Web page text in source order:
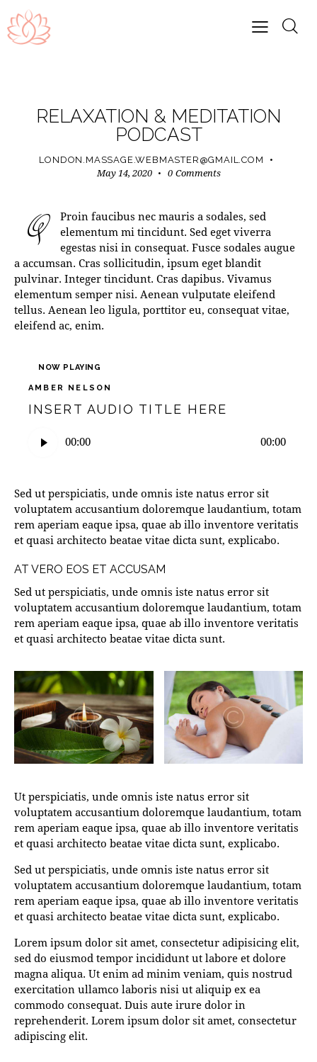
RELAXATION & MEDITATION
PODCAST
LONDON.MASSAGE.WEBMASTER@GMAIL.COM
May 14, 2020 0 Comments
Q
Proin faucibus nec mauris a sodales, sed
elementum mi tincidunt. Sed eget viverra
egestas nisi in consequat. Fusce sodales augue
a accumsan. Cras sollicitudin, ipsum eget blandit
pulvinar. Integer tincidunt. Cras dapibus. Vivamus
elementum semper nisi. Aenean vulputate eleifend
tellus. Aenean leo ligula, porttitor eu, consequat vitae,
eleifend ac, enim.
NOW PLAYING
AMBER NELSON
INSERT AUDIO TITLE HERE
Player
00:00 00:00
Sed ut perspiciatis, unde omnis iste natus error sit
voluptatem accusantium doloremque laudantium, totam
rem aperiam eaque ipsa, quae ab illo inventore veritatis
et quasi architecto beatae vitae dicta sunt, explicabo.
AT VERO EOS ET ACCUSAM
Sed ut perspiciatis, unde omnis iste natus error sit
voluptatem accusantium doloremque laudantium, totam
rem aperiam eaque ipsa, quae ab illo inventore veritatis
et quasi architecto beatae vitae dicta sunt.
Ut perspiciatis, unde omnis iste natus error sit
voluptatem accusantium doloremque laudantium, totam
rem aperiam eaque ipsa, quae ab illo inventore veritatis
et quasi architecto beatae vitae dicta sunt, explicabo.
Sed ut perspiciatis, unde omnis iste natus error sit
voluptatem accusantium doloremque laudantium, totam
rem aperiam eaque ipsa, quae ab illo inventore veritatis
et quasi architecto beatae vitae dicta sunt, explicabo.
Lorem ipsum dolor sit amet, consectetur adipisicing elit,
sed do eiusmod tempor incididunt ut labore et dolore
magna aliqua. Ut enim ad minim veniam, quis nostrud
exercitation ullamco laboris nisi ut aliquip ex ea
commodo consequat. Duis aute irure dolor in
reprehenderit. Lorem ipsum dolor sit amet, consectetur
adipiscing elit.